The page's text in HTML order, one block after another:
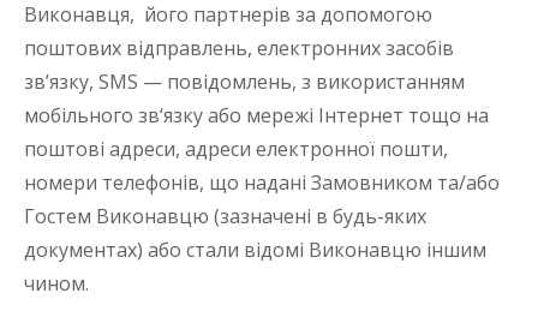
Виконавця, його партнерів за допомогою
поштових відправлень, електронних засобів
зв’язку, SMS — повідомлень, з використанням
мобільного зв‘язку або мережі Інтернет тощо на
поштові адреси, адреси електронної пошти,
номери телефонів, що надані Замовником та/або
Гостем Виконавцю (зазначені в будь-яких
документах) або стали відомі Виконавцю іншим
чином.